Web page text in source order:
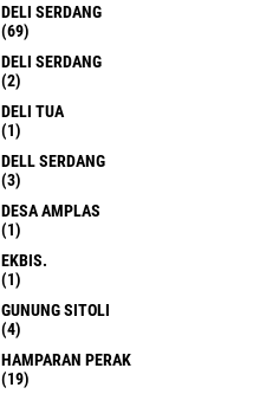
DELI SERDANG
(69)
DELI SERDANG
(2)
DELI TUA
(1)
DELL SERDANG
(3)
DESA AMPLAS
(1)
EKBIS.
(1)
GUNUNG SITOLI
(4)
HAMPARAN PERAK
(19)